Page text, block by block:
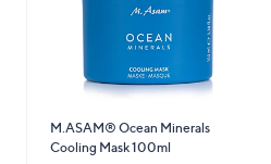
M.ASAM® Ocean Minerals
Cooling Mask 100ml